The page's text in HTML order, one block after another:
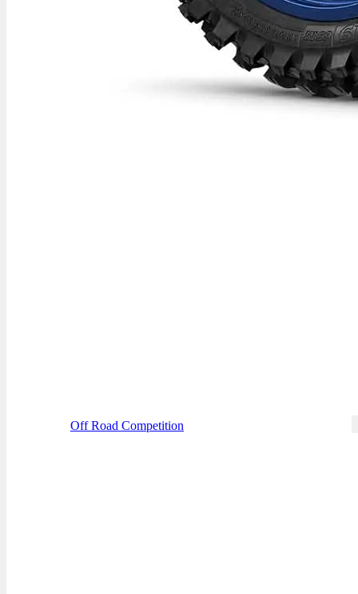
Off Road Competition